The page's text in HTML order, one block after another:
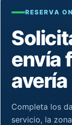
RESERVA
envía
avería
Completa los
servicio, la